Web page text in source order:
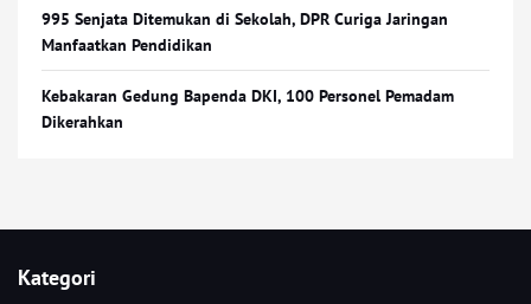
995 Senjata Ditemukan di Sekolah, DPR Curiga Jaringan
Manfaatkan Pendidikan
Kebakaran Gedung Bapenda DKI, 100 Personel Pemadam
Dikerahkan
Kategori